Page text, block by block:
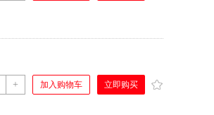
+ 加入购物车 立即购买